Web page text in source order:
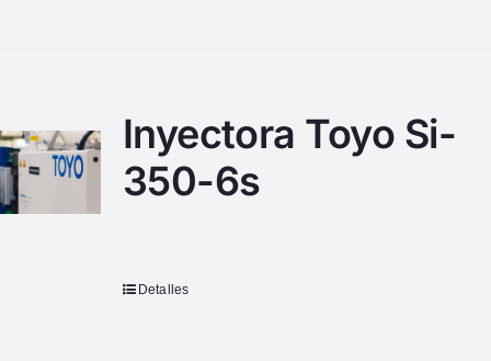
Inyectora Toyo Si-
350-6s
Detalles